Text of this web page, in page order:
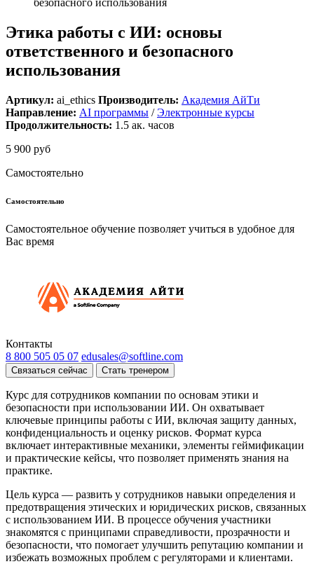
безопасного использования
Этика работы с ИИ: основы
ответственного и безопасного
использования
Артикул: ai_ethics Производитель: Академия АйТи
Направление: AI программы /Электронные курсы
Продолжительность: 1.5 ак. часов
5 900 руб
Самостоятельно
Самостоятельно
Самостоятельное обучение позволяет учиться в удобное для
Вас время
Контакты
8 800 505 05 07 edusales@softline.com
Связаться сейчас Стать тренером
Курс для сотрудников компании по основам этики и
безопасности при использовании ИИ. Он охватывает
ключевые принципы работы с ИИ, включая защиту данных,
конфиденциальность и оценку рисков. Формат курса
включает интерактивные механики, элементы геймификации
и практические кейсы, что позволяет применять знания на
практике.
Цель курса — развить у сотрудников навыки определения и
предотвращения этических и юридических рисков, связанных
с использованием ИИ. В процессе обучения участники
знакомятся с принципами справедливости, прозрачности и
безопасности, что помогает улучшить репутацию компании и
избежать возможных проблем с регуляторами и клиентами.